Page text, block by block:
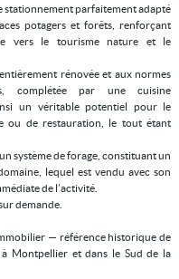
stationnement parfaitement adapté
potagers et forêts, renforçant
vers le tourisme nature et le
rénovée et aux normes
complétée par une cuisine
un véritable potentiel pour le
ou de restauration, le tout étant
système de forage, constituant un
lequel est vendu avec son
de l’activité.
demande.
— référence historique de
Montpellier et dans le Sud de la